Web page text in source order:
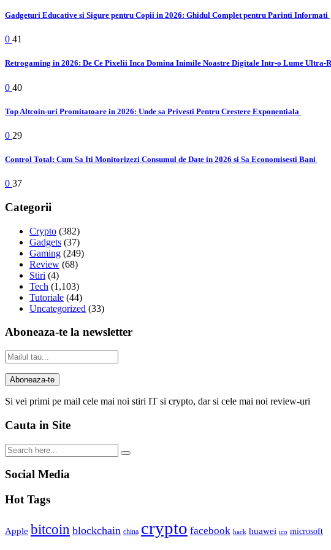
Gadgeturi Educative si Sigure pentru Copii in 2026: Ghidul Complet pentru Parinti Informati
0 41
Retrogaming in 2026: De Ce Pixelii Inca Domina Inimile Noastre Digitale Intr-o Lume Ultra-
0 40
Top Altcoin-uri Promitatoare in 2026: Unde sa Privesti Pentru Crestere Exponentiala
0 29
Control Total: Cum Sa Iti Monitorizezi Consumul de Date in 2026 si Sa Economisesti Bani
0 37
Categorii
Crypto (382)
Gadgets (37)
Gaming (249)
Review (68)
Stiri (4)
Tech (1,103)
Tutoriale (44)
Uncategorized (33)
Aboneaza-te la newsletter
Si vei primi pe mail cele mai noi stiri IT si crypto, dar si cele mai noi review-uri
Cauta in Site
Social Media
Hot Tags
Apple bitcoin blockchain china crypto facebook hack huawei ico microsoft